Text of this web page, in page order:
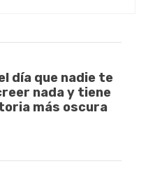
día que nadie te
nada y tiene
más oscura